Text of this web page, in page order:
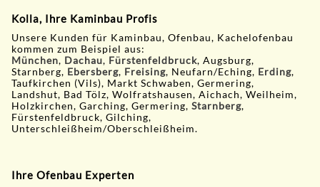
Kolla, Ihre Kaminbau Profis
Unsere Kunden für Kaminbau, Ofenbau, Kachelofenbau
kommen zum Beispiel aus:
München, Dachau, Fürstenfeldbruck, Augsburg,
Starnberg, Ebersberg, Freising, Neufarn/Eching, Erding,
Taufkirchen (Vils), Markt Schwaben, Germering,
Landshut, Bad Tölz, Wolfratshausen, Aichach, Weilheim,
Holzkirchen, Garching, Germering,Starnberg,
Fürstenfeldbruck, Gilching,
Unterschleißheim/Oberschleißheim.
Ihre Ofenbau Experten